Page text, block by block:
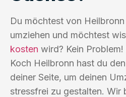
Du möchtest von
umziehen und möchtest
kosten wird? Kein
Koch Heilbronn hast du
deiner Seite, um deinen
stressfrei zu gestalten. Wir